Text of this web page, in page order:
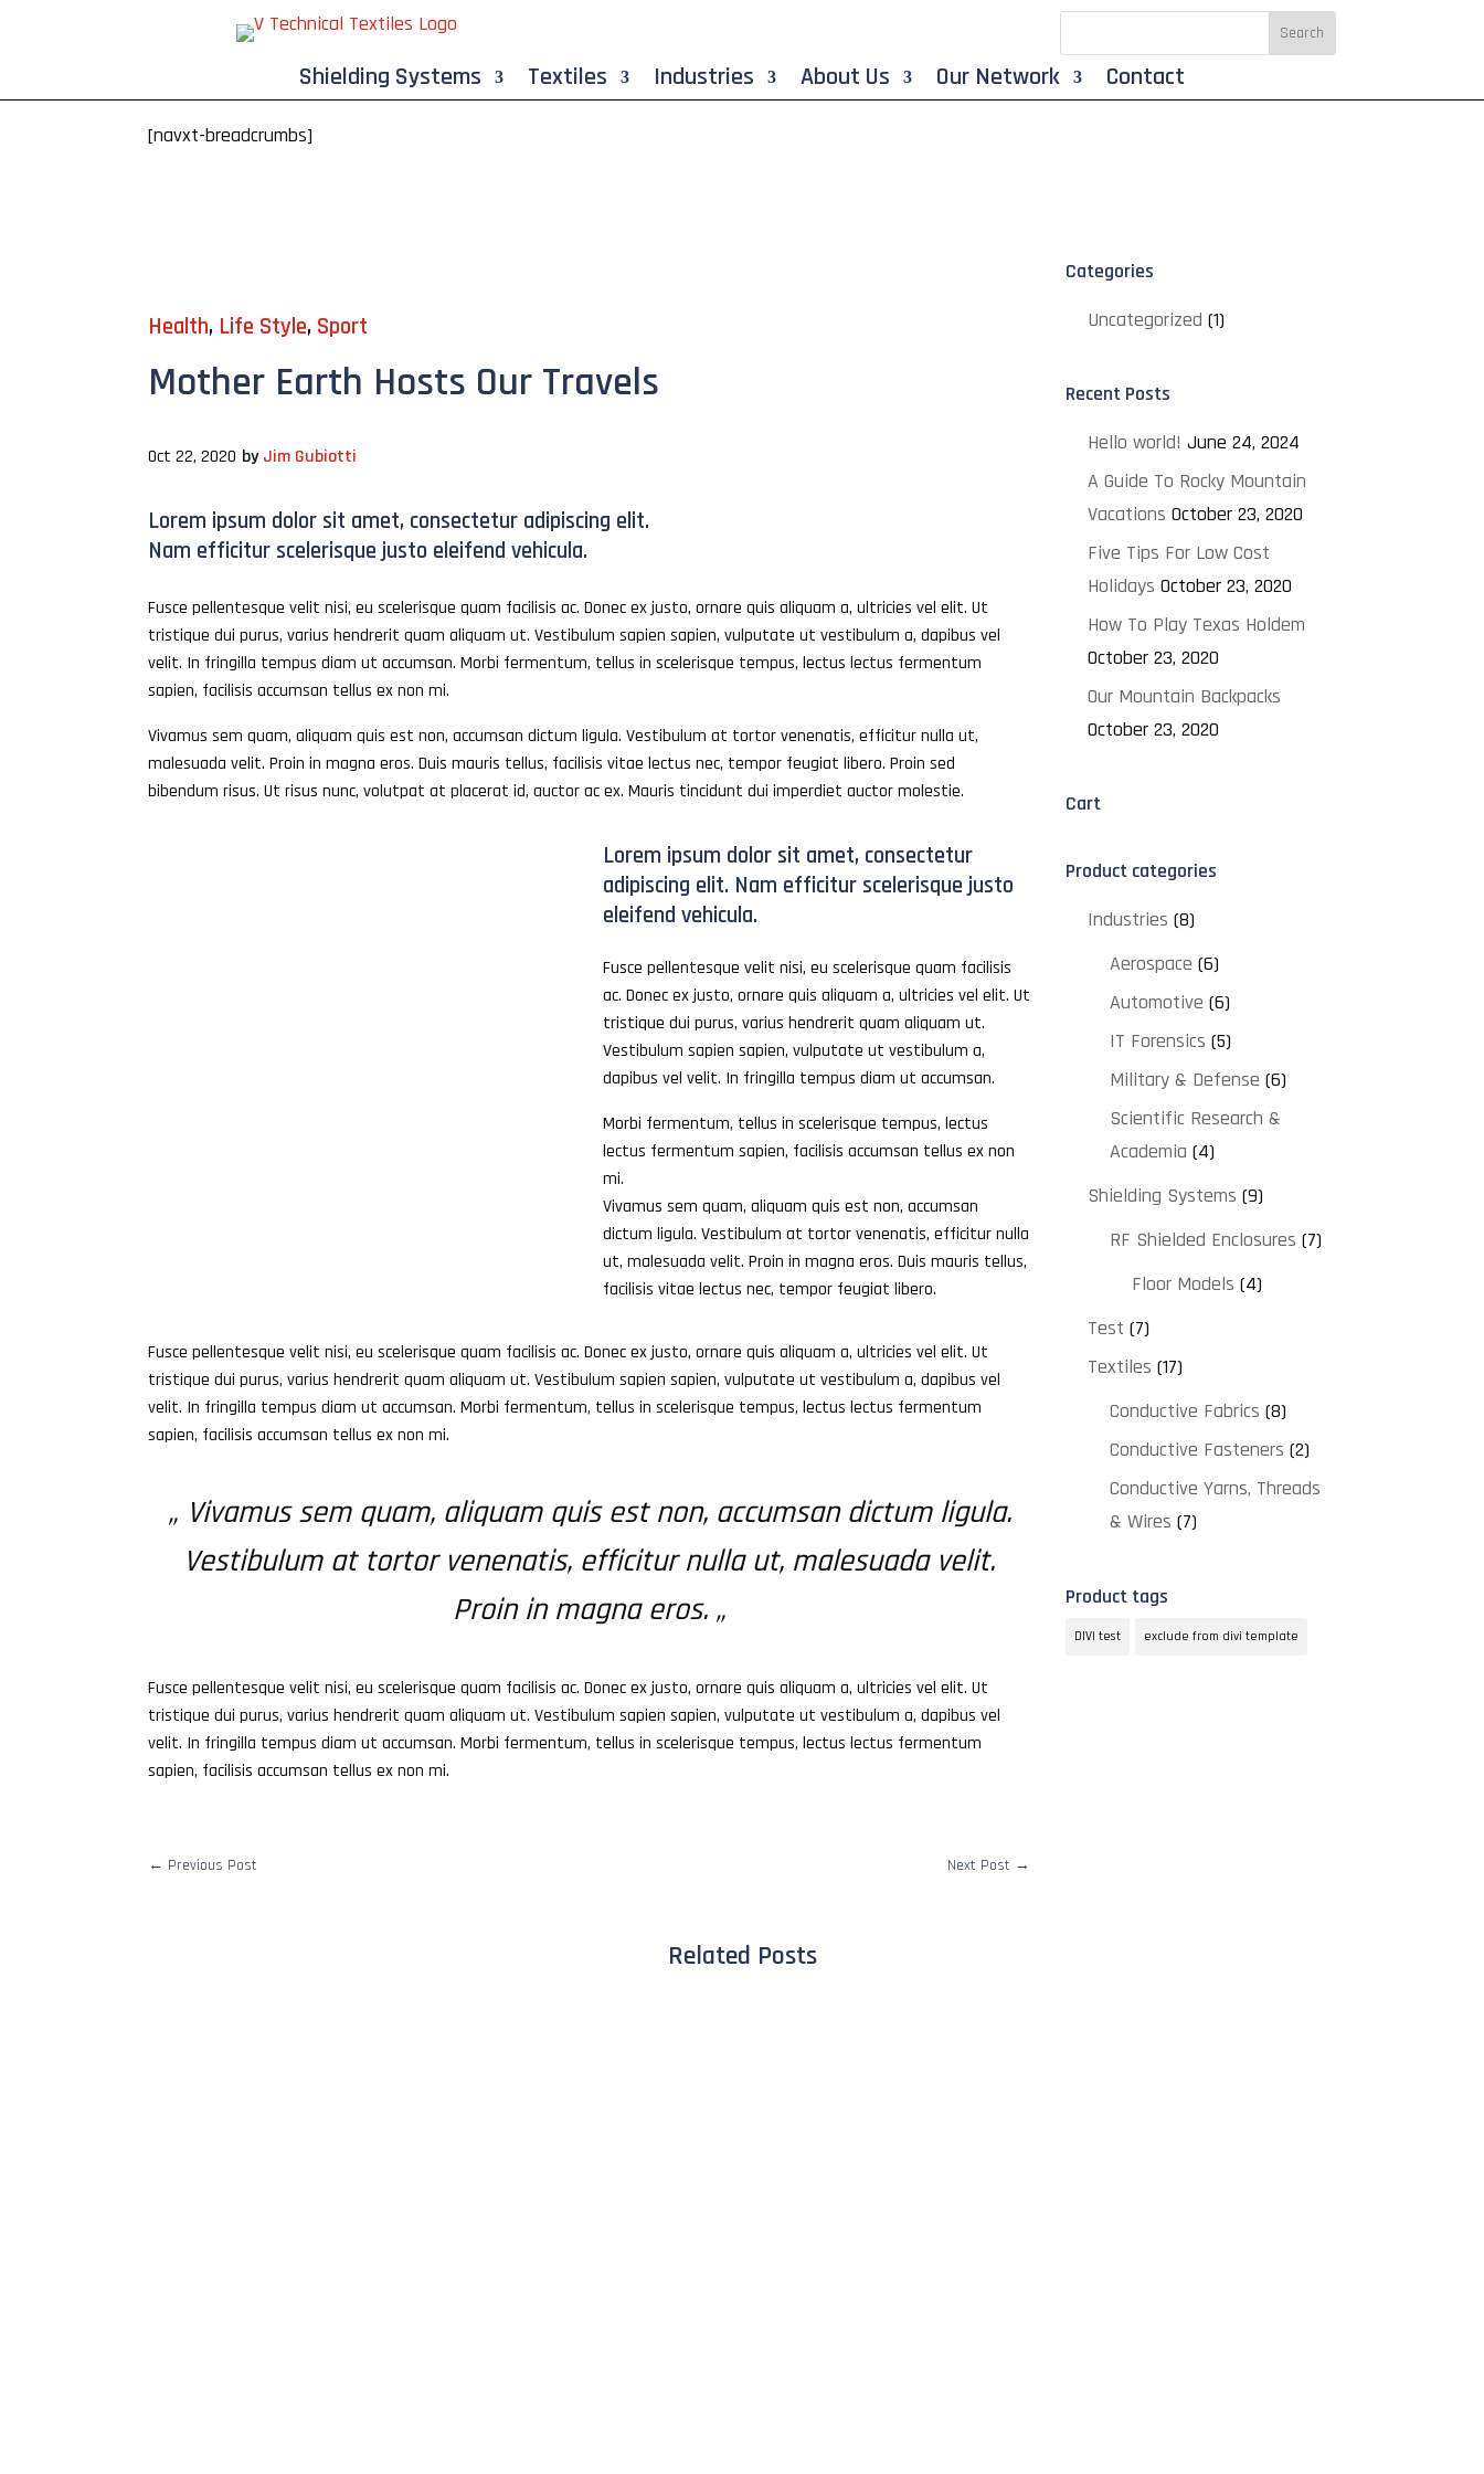
Shielding Systems Textiles Industries About Us Our Network Contact
[navxt-breadcrumbs]
Health, Life Style, Sport
Mother Earth Hosts Our Travels
Oct 22, 2020 byJim Gubiotti
Lorem ipsum dolor sit amet, consectetur adipiscing elit.
Nam efficitur scelerisque justo eleifend vehicula.
Fusce pellentesque velit nisi, eu scelerisque quam facilisis ac. Donec ex justo, ornare quis aliquam a, ultricies vel elit. Ut
tristique dui purus, varius hendrerit quam aliquam ut. Vestibulum sapien sapien, vulputate ut vestibulum a, dapibus vel
velit. In fringilla tempus diam ut accumsan. Morbi fermentum, tellus in scelerisque tempus, lectus lectus fermentum
sapien, facilisis accumsan tellus ex non mi.
Vivamus sem quam, aliquam quis est non, accumsan dictum ligula. Vestibulum at tortor venenatis, efficitur nulla ut,
malesuada velit. Proin in magna eros. Duis mauris tellus, facilisis vitae lectus nec, tempor feugiat libero. Proin sed
bibendum risus. Ut risus nunc, volutpat at placerat id, auctor ac ex. Mauris tincidunt dui imperdiet auctor molestie.
Lorem ipsum dolor sit amet, consectetur
adipiscing elit. Nam efficitur scelerisque justo
eleifend vehicula.
Fusce pellentesque velit nisi, eu scelerisque quam facilisis
ac. Donec ex justo, ornare quis aliquam a, ultricies vel elit. Ut
tristique dui purus, varius hendrerit quam aliquam ut.
Vestibulum sapien sapien, vulputate ut vestibulum a,
dapibus vel velit. In fringilla tempus diam ut accumsan.
Morbi fermentum, tellus in scelerisque tempus, lectus
lectus fermentum sapien, facilisis accumsan tellus ex non
mi.
Vivamus sem quam, aliquam quis est non, accumsan
dictum ligula. Vestibulum at tortor venenatis, efficitur nulla
ut, malesuada velit. Proin in magna eros. Duis mauris tellus,
facilisis vitae lectus nec, tempor feugiat libero.
Fusce pellentesque velit nisi, eu scelerisque quam facilisis ac. Donec ex justo, ornare quis aliquam a, ultricies vel elit. Ut
tristique dui purus, varius hendrerit quam aliquam ut. Vestibulum sapien sapien, vulputate ut vestibulum a, dapibus vel
velit. In fringilla tempus diam ut accumsan. Morbi fermentum, tellus in scelerisque tempus, lectus lectus fermentum
sapien, facilisis accumsan tellus ex non mi.
„ Vivamus sem quam, aliquam quis est non, accumsan dictum ligula.
Vestibulum at tortor venenatis, efficitur nulla ut, malesuada velit.
Proin in magna eros. „
Fusce pellentesque velit nisi, eu scelerisque quam facilisis ac. Donec ex justo, ornare quis aliquam a, ultricies vel elit. Ut
tristique dui purus, varius hendrerit quam aliquam ut. Vestibulum sapien sapien, vulputate ut vestibulum a, dapibus vel
velit. In fringilla tempus diam ut accumsan. Morbi fermentum, tellus in scelerisque tempus, lectus lectus fermentum
sapien, facilisis accumsan tellus ex non mi.
← Previous Post Next Post →
Categories
Uncategorized (1)
Recent Posts
Hello world! June 24, 2024
A Guide To Rocky Mountain
Vacations October 23, 2020
Five Tips For Low Cost
Holidays October 23, 2020
How To Play Texas Holdem
October 23, 2020
Our Mountain Backpacks
October 23, 2020
Cart
Product categories
Industries (8)
Aerospace (6)
Automotive (6)
IT Forensics (5)
Military & Defense (6)
Scientific Research &
Academia (4)
Shielding Systems (9)
RF Shielded Enclosures (7)
Floor Models (4)
Test (7)
Textiles (17)
Conductive Fabrics (8)
Conductive Fasteners (2)
Conductive Yarns, Threads
& Wires (7)
Product tags
DIVI test exclude from divi template
Related Posts